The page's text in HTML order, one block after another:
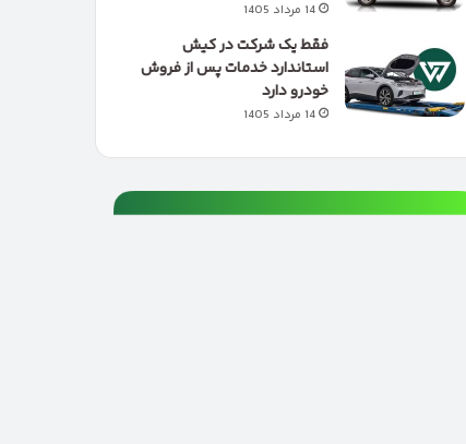
14 مرداد 1405
فقط یک شرکت در کیش
استاندارد خدمات پس از فروش
خودرو دارد
14 مرداد 1405